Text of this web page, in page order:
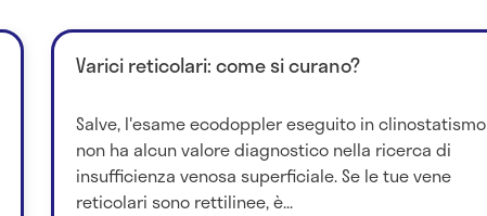
Varici reticolari: come si curano?
Salve, l'esame ecodoppler eseguito in clinostatismo
non ha alcun valore diagnostico nella ricerca di
insufficienza venosa superficiale. Se le tue vene
reticolari sono rettilinee, è...